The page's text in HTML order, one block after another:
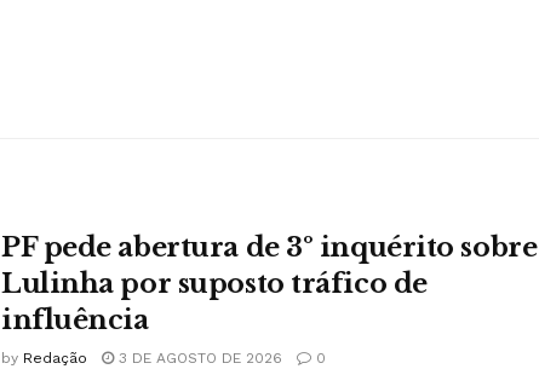
PF pede abertura de 3º inquérito sobre
Lulinha por suposto tráfico de
influência
by Redação 3 DE AGOSTO DE 2026 0